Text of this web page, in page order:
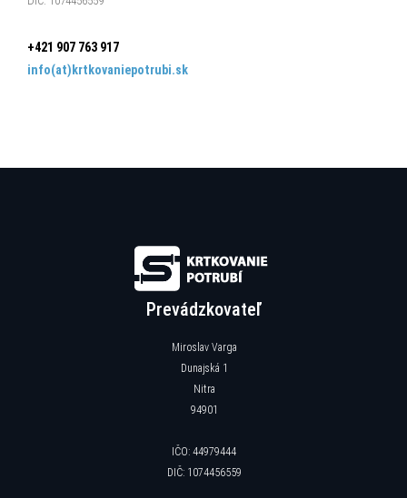
+421 907 763 917
info(at)krtkovaniepotrubi.sk
Prevádzkovateľ
Miroslav Varga
Dunajská 1
Nitra
94901
IČO: 44979444
DIČ: 1074456559